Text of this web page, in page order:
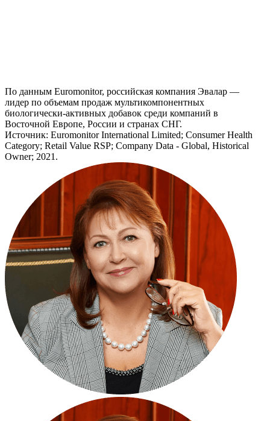
По данным Euromonitor, российская компания Эвалар —
лидер по объемам продаж мультикомпонентных
биологически-активных добавок среди компаний в
Восточной Европе, России и странах СНГ.
Источник: Euromonitor International Limited; Consumer Health
Category; Retail Value RSP; Company Data - Global, Historical
Owner; 2021.